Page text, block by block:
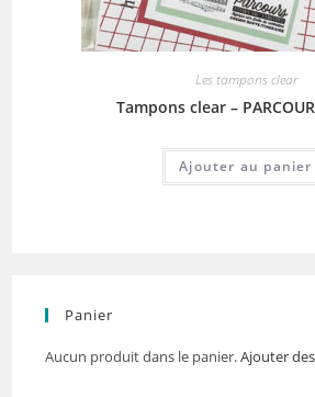
Les tampons clear
Tampons clear –
Ajouter au panier
Panier
Aucun produit dans le panier.Ajouter